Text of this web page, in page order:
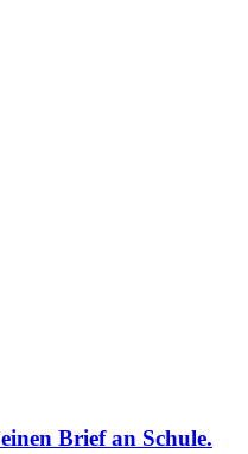
Brief an Schule.